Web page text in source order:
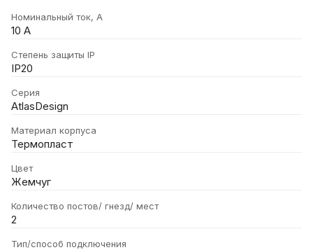
Номинальный ток, А
10 А
Степень защиты IP
IP20
Серия
AtlasDesign
Материал корпуса
Термопласт
Цвет
Жемчуг
Количество постов/ гнезд/ мест
2
Тип/способ подключения